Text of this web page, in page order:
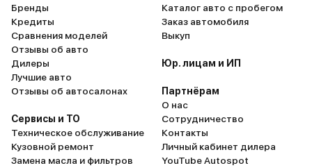
что
топливо.
Бренды
Кредиты
Сравнения моделей
Отзывы об авто
Дилеры
Лучшие авто
Отзывы об автосалонах
Сервисы и ТО
Техническое обслуживание
Кузовной ремонт
Замена масла и фильтров
Каталог авто с пробегом
Заказ автомобиля
Выкуп
Юр. лицам и ИП
Партнёрам
О нас
Сотрудничество
Контакты
Личный кабинет дилера
YouTube Autospot